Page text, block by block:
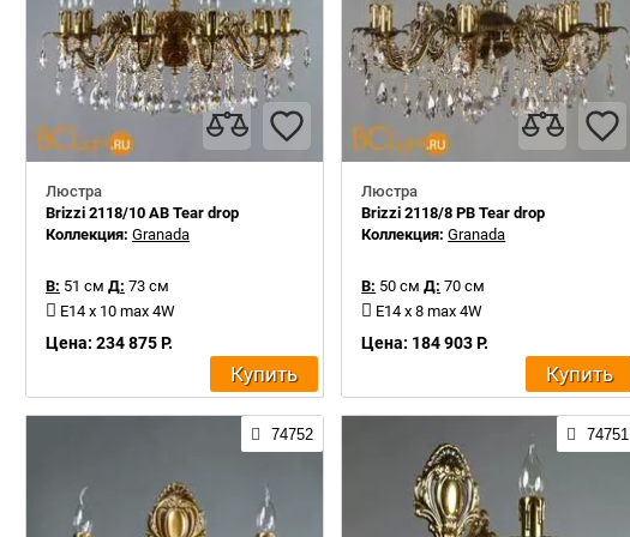
Люстра
Brizzi 2118/10 AB Tear drop
Коллекция: Granada
В: 51 см Д: 73 см
E14 x 10 max 4W
Цена: 234 875 Р.
Купить
Люстра
Brizzi 2118/8 PB Tear drop
Коллекция:Granada
В: 50 см Д: 70 см
E14 x 8 max 4W
Цена: 184 903 Р.
Купить
74752 74751